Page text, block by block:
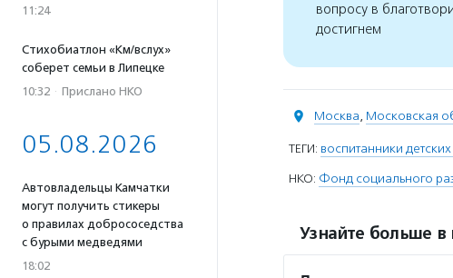
11:24
Стихобиатлон «Км/вслух»
соберет семьи в Липецке
10:32 · Прислано НКО
05.08.2026
Автовладельцы Камчатки
могут получить стикеры
о правилах добрососедства
с бурыми медведями
18:02
вопросу в
достигнем
Москва, Московская
ТЕГИ: воспитанники
НКО: Фонд социального
Узнайте больше в